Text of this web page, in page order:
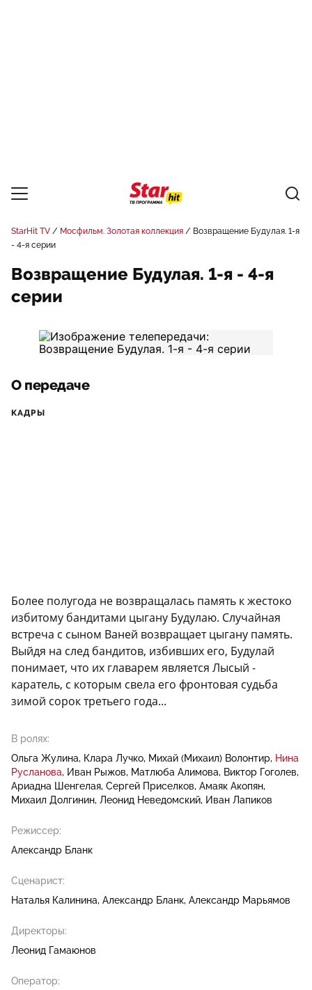
StarHit TV Мосфильм. Золотая коллекция
Возвращение Будулая. 1-я
- 4-я серии
Возвращение Будулая. 1-я - 4-я
серии
О передаче
КАДРЫ
Более полугода не возвращалась память к жестоко
избитому бандитами цыгану Будулаю. Случайная
встреча с сыном Ваней возвращает цыгану память.
Выйдя на след бандитов, избивших его, Будулай
понимает, что их главарем является Лысый -
каратель, с которым свела его фронтовая судьба
зимой сорок третьего года...
В ролях:
Ольга Жулина
Клара Лучко Михай (Михаил) Волонтир Нина
Русланова
Иван Рыжов Матлюба Алимова
Виктор Гоголев
Ариадна Шенгелая Сергей Приселков Амаяк Акопян
Михаил Долгинин Леонид Неведомский Иван Лапиков
Режиссер:
Александр Бланк
Сценарист:
Наталья Калинина Александр Бланк Александр Марьямов
Директоры:
Леонид Гамаюнов
Оператор: